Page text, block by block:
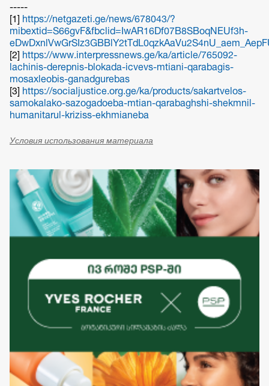
-----
[1] https://netgazeti.ge/news/678043/?
mibextid=S66gvF&fbclid=IwAR16Df07B8SBoqNEUf3h-
[2] https://www.interpressnews.ge/ka/article/765092-
lachinis-derepnis-blokada-icvevs-mtiani-qarabagis-
mosaxleobis-ganadgurebas
[3] https://socialjustice.org.ge/ka/products/sakartvelos-
samokalako-sazogadoeba-mtian-qarabaghshi-shekmnil-
humanitarul-kriziss-ekhmianeba
Условия использования материала